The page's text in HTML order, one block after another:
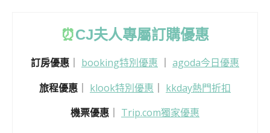
⏰CJ夫人專屬訂購優惠
訂房優惠 booking特別優惠
agoda今日優惠
旅程優惠 ｜ klook特別優惠 ｜ kkday熱門折扣
機票優惠
Trip.com獨家優惠